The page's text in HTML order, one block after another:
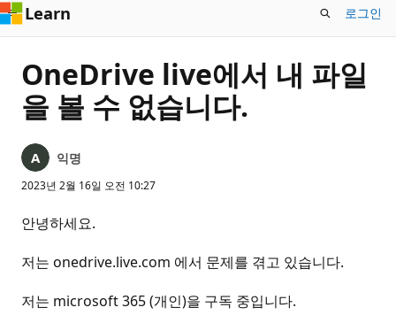
Learn 로그인
OneDrive live에서 내 파일
을 볼 수 없습니다.
익명
2023년 2월 16일 오전 10:27
안녕하세요.
저는 onedrive.live.com 에서 문제를 겪고 있습니다.
저는 microsoft 365 (개인)을 구독 중입니다.